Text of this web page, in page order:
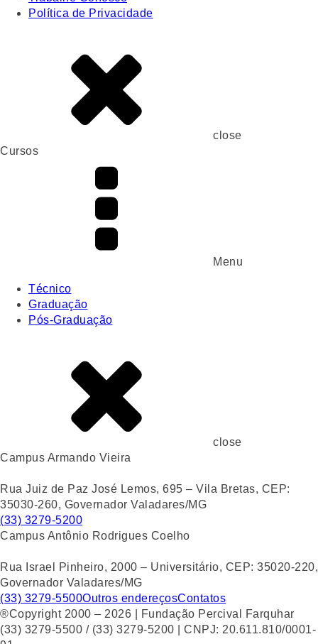
Política de Privacidade
close
Cursos
Menu
Técnico
Graduação
Pós-Graduação
close
Campus Armando Vieira
Rua Juiz de Paz José Lemos, 695 – Vila Bretas, CEP:
35030-260, Governador Valadares/MG
(33) 3279-5200
Campus Antônio Rodrigues Coelho
Rua Israel Pinheiro, 2000 – Universitário, CEP: 35020-220,
Governador Valadares/MG
(33) 3279-5500Outros endereçosContatos
®Copyright 2000 – 2026 | Fundação Percival Farquhar
(33) 3279-5500 / (33) 3279-5200 | CNPJ: 20.611.810/0001-